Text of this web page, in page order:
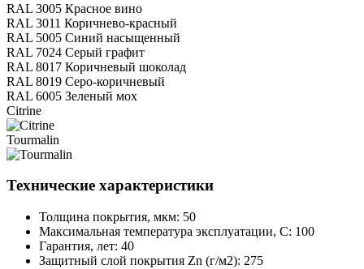
RAL 3005 Красное вино
RAL 3011 Коричнево-красный
RAL 5005 Синий насыщенный
RAL 7024 Серый графит
RAL 8017 Коричневый шоколад
RAL 8019 Серо-коричневый
RAL 6005 Зеленый мох
Citrine
Tourmalin
Технические характеристики
Толщина покрытия, мкм: 50
Максимальная температура эксплуатации, С: 100
Гарантия, лет: 40
Защитный слой покрытия Zn (г/м2): 275